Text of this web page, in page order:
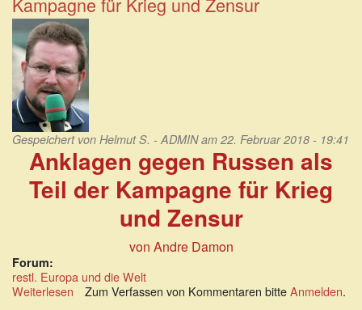
im
Nahen
und
Mittleren
Osten
Gespeichert von Helmut S. - ADMINam 22. Februar 2018 - 19:41
Anklagen gegen Russen als
Teil der Kampagne für Krieg
und Zensur
von Andre Damon
Forum:
restl. Europa und die Welt
Weiterlesen über
Zum Verfassen von Kommentaren bitteAnmelden.